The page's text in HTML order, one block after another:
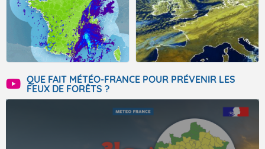
QUE FAIT MÉTÉO-FRANCE POUR PRÉVENIR LES
FEUX DE FORÊTS ?